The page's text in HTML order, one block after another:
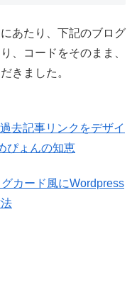
あたり、下記のブログ
、コードをそのまま、
きました。
去記事リンクをデザイ
ぴょんの知恵
カード風にWordpress